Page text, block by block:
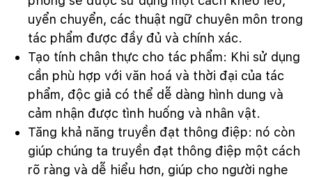
uyển chuyển, các thuật ngữ chuyên môn trong
tác phẩm được đầy đủ và chính xác.
Tạo tính chân thực cho tác phẩm: Khi sử dụng
cần phù hợp với văn hoá và thời đại của tác
phẩm, độc giả có thể dễ dàng hình dung và
cảm nhận được tình huống và nhân vật.
Tăng khả năng truyền đạt thông điệp: nó còn
giúp chúng ta truyền đạt thông điệp một cách
rõ ràng và dễ hiểu hơn, giúp cho người nghe